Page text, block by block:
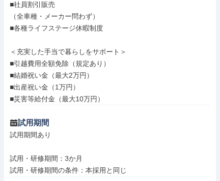
■社員割引販売
（全車種・メーカー問わず）
■各種ライフステージ休暇制度
＜充実した手当で暮らしをサポート＞
■引越費用全額免除（規定あり）
■結婚祝い金（最大2万円）
■出産祝い金（1万円）
■災害等給付金（最大10万円）
試用期間
試用期間あり
試用・研修期間：3か月